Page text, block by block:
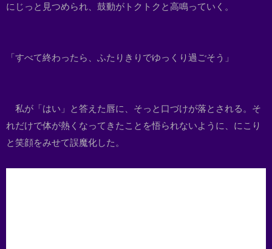
にじっと見つめられ、鼓動がトクトクと高鳴っていく。
「すべて終わったら、ふたりきりでゆっくり過ごそう」
私が「はい」と答えた唇に、そっと口づけが落とされる。そ
れだけで体が熱くなってきたことを悟られないように、にこり
と笑顔をみせて誤魔化した。